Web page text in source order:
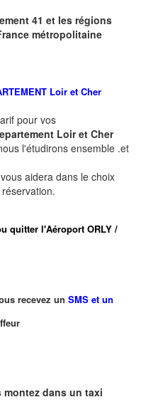
41 et les régions
métropolitaine
Loir et Cher
pour vos
Loir et Cher
l'étudirons ensemble .et
aidera dans le choix
quitter l'Aéroport ORLY /
recevez un SMS et un
dans un taxi